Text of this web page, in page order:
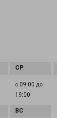
с 09:00 до
19:00